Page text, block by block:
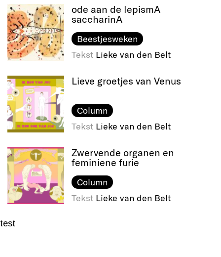
ode aan de lepismA
saccharinA
Beestjesweken
Tekst Lieke van den Belt
Lieve groetjes van Venus
Column
Tekst Lieke van den Belt
Zwervende organen en
feminiene furie
Column
Tekst Lieke van den Belt
test